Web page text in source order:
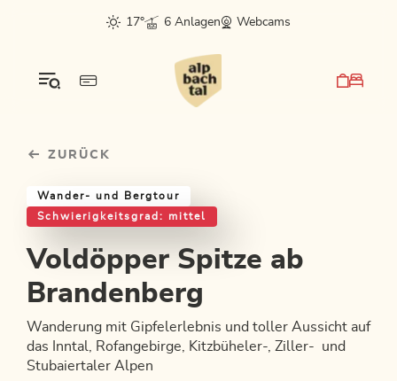
sr.skip-to.main-content
sr.skip-to.table-of-contents
sr.skip-to.main-navigation
17°
6 Anlagen Webcams
ZURÜCK
Wander- und Bergtour
Schwierigkeitsgrad: mittel
Voldöpper Spitze ab
Brandenberg
Wanderung mit Gipfelerlebnis und toller Aussicht auf
das Inntal, Rofangebirge, Kitzbüheler-, Ziller- und
Stubaiertaler Alpen